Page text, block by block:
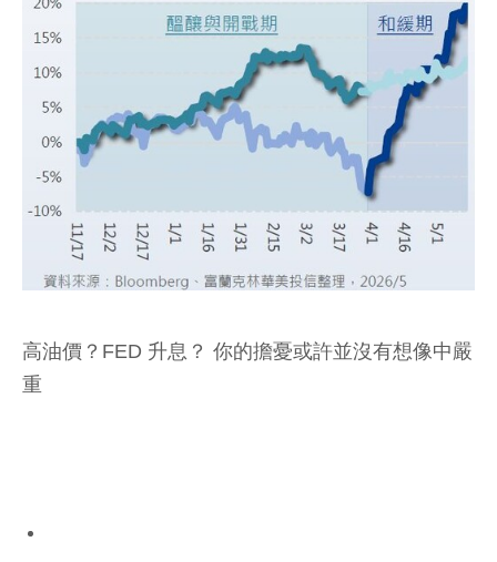
高油價？FED 升息？ 你的擔憂或許並沒有想像中嚴
重